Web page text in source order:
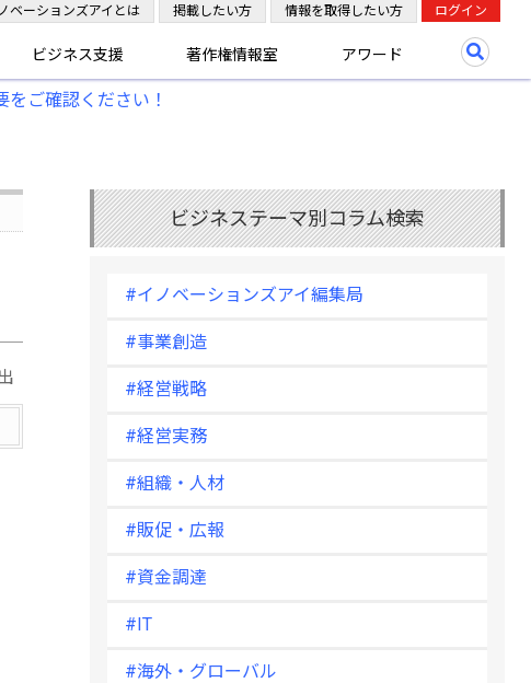
ビジネス支援 著作権情報室 アワード
ベーションズアイとは 掲載したい方 情報を取得したい方 ログイン
ご確認ください！
ビジネステーマ別コラム検索
#イノベーションズアイ編集局
#事業創造
#経営戦略
#経営実務
#組織・人材
#販促・広報
#資金調達
#IT
#海外・グローバル